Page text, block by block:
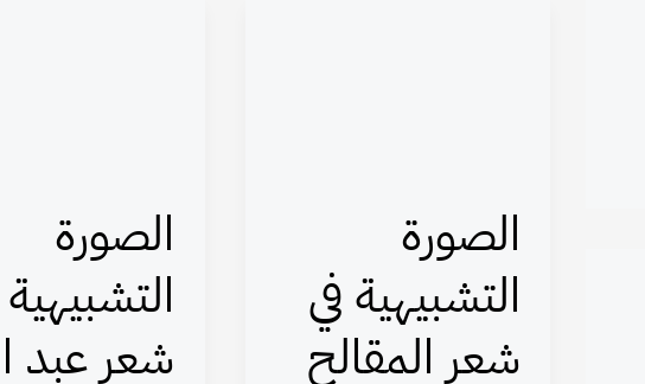
الصورة
التشبيهية في
شعر المقالح
الصورة
شعر عبد